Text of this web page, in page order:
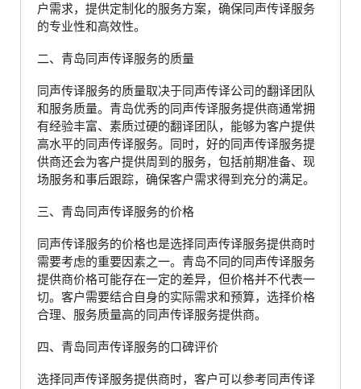
户需求，提供定制化的服务方案，确保同声传译服务
的专业性和高效性。
二、青岛同声传译服务的质量
同声传译服务的质量取决于同声传译公司的翻译团队
和服务质量。青岛优秀的同声传译服务提供商通常拥
有经验丰富、素质过硬的翻译团队，能够为客户提供
高水平的同声传译服务。同时，好的同声传译服务提
供商还会为客户提供周到的服务，包括前期准备、现
场服务和事后跟踪，确保客户需求得到充分的满足。
三、青岛同声传译服务的价格
同声传译服务的价格也是选择同声传译服务提供商时
需要考虑的重要因素之一。青岛不同的同声传译服务
提供商价格可能存在一定的差异，但价格并不代表一
切。客户需要结合自身的实际需求和预算，选择价格
合理、服务质量高的同声传译服务提供商。
四、青岛同声传译服务的口碑评价
选择同声传译服务提供商时，客户可以参考同声传译